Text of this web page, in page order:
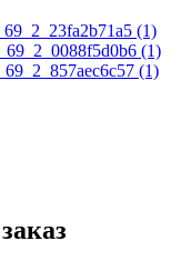
(1)
(1)
(1)